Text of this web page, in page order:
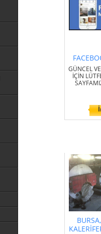
GÜNCEL
İÇİN